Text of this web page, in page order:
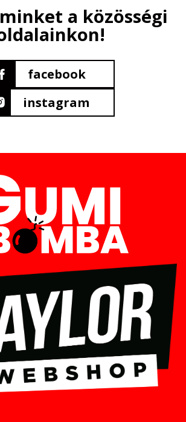
a közösségi
facebook
instagram